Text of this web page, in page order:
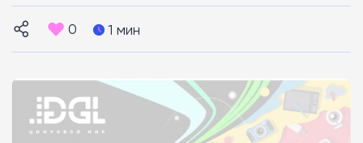
0 1 мин